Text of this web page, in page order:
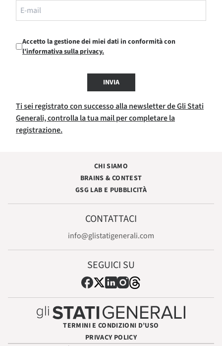
Accetto la gestione dei miei dati in conformità con
l'informativa sulla privacy.
INVIA
Ti sei registrato con successo alla newsletter de Gli Stati
Generali, controlla la tua mail per completare la
registrazione.
CHI SIAMO
BRAINS & CONTEST
GSG LAB E PUBBLICITÀ
CONTATTACI
info@glistatigenerali.com
SEGUICI SU
TERMINI E CONDIZIONI D’USO
PRIVACY POLICY